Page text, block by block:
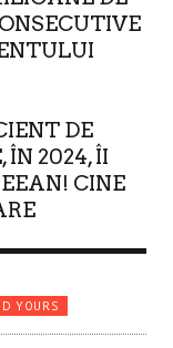
DE
ÎN 2024, ÎI
CINE
YOURS